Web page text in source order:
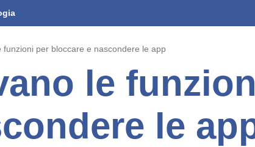
funzioni per bloccare e nascondere le app
le
le